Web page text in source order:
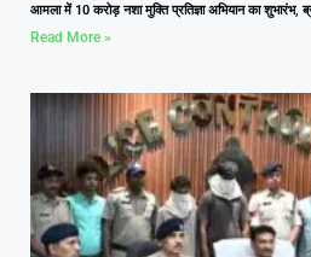
आमला में 10 करोड़ नशा मुक्ति प्रतिज्ञा अभियान का शुभारंभ,
Read More »